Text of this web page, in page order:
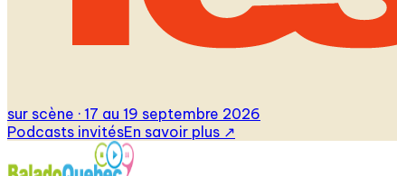
sur scène · 17 au 19 septembre 2026
Podcasts invitésEn savoir plus ↗